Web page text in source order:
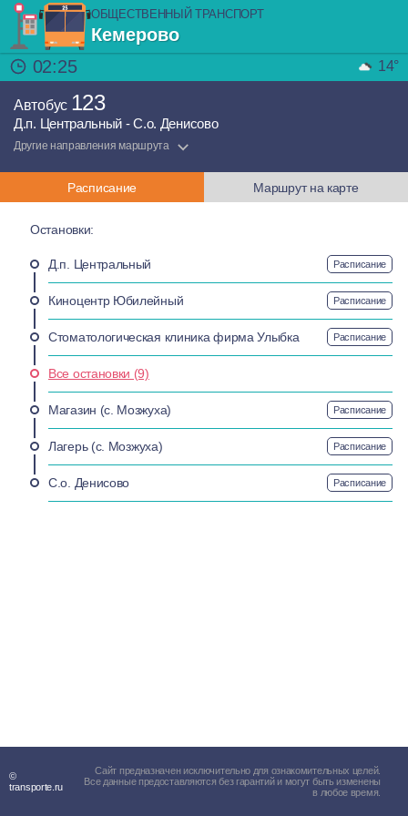
ОБЩЕСТВЕННЫЙ ТРАНСПОРТ
Кемерово
02:25
14°
Автобус 123
Д.п. Центральный - С.о. Денисово
Другие направления маршрута
Расписание Маршрут на карте
Остановки:
Д.п. Центральный Расписание
Киноцентр Юбилейный Расписание
Стоматологическая клиника фирма Улыбка Расписание
Все остановки (9)
Магазин (с. Мозжуха) Расписание
Лагерь (с. Мозжуха) Расписание
С.о. Денисово Расписание
©
transporte.ru
Сайт предназначен исключительно для ознакомительных целей.
Все данные предоставляются без гарантий и могут быть изменены
в любое время.